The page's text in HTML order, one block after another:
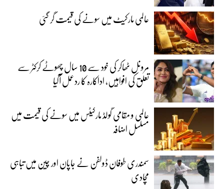
عالمی مارکیٹ میں سونے کی قیمت گر گئی
مرونل ٹھاکر کی خود سے 10 سال چھوٹے کرکٹر سے
تعلق کی افواہیں، اداکارہ کا ردعمل آگیا
عالمی و مقامی گولڈ مارکیٹس میں سونے کی قیمت میں
مسلسل اضافہ
سمندری طوفان ڈولفن نے جاپان اور چین میں تباہی
مچادی